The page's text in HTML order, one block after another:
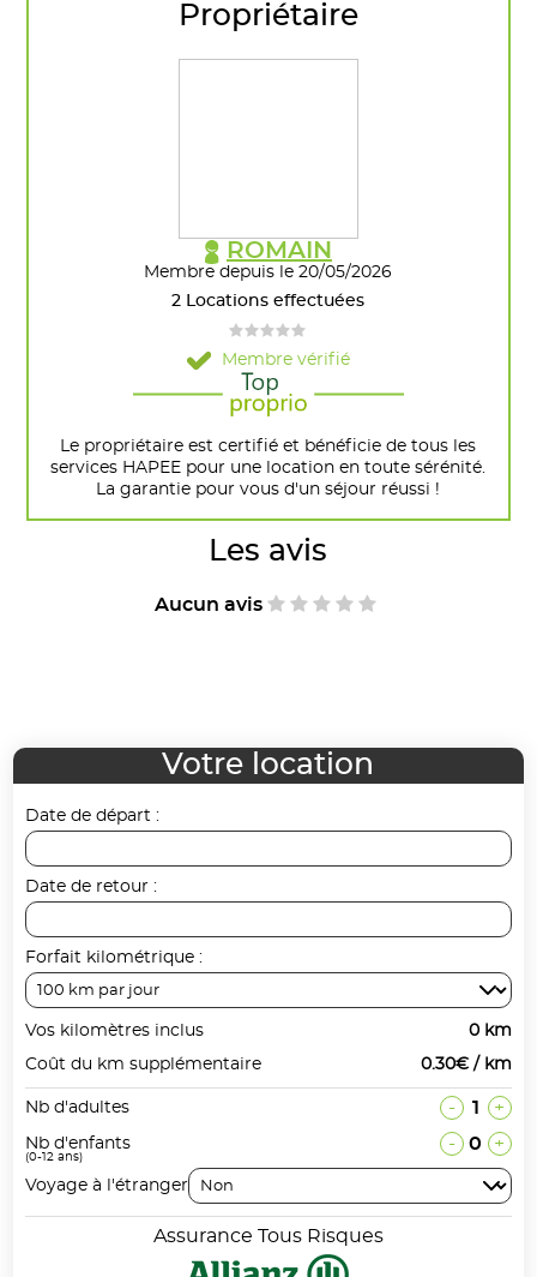
Propriétaire
ROMAIN
Membre depuis le 20/05/2026
2 Locations effectuées
Membre vérifié
Le propriétaire est certifié et bénéficie de tous les
services HAPEE pour une location en toute sérénité.
La garantie pour vous d'un séjour réussi !
Les avis
Aucun avis
Votre location
Date de départ :
Date de retour :
Forfait kilométrique :
Vos kilomètres inclus
0 km
Coût du km supplémentaire
0.30€ / km
Nb d'adultes - 1 +
Nb d'enfants
(0-12 ans)
- 0 +
Voyage à l'étranger
Assurance Tous Risques